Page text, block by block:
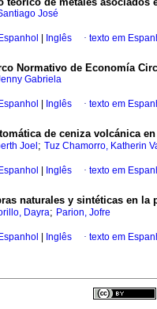
José
Inglês · texto em
Normativo de Economía
Gabriela
Inglês · texto em
de ceniza volcánica
Joel ; Tuz Chamorro, Katherin
Inglês · texto em
naturales y sintéticas en
Dayra; Parion, Jofre
Inglês · texto em